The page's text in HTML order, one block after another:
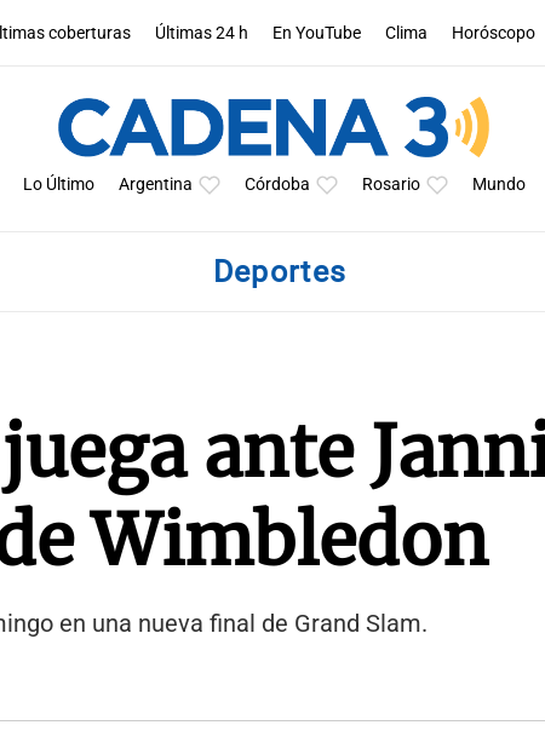
coberturas Últimas 24 h En YouTube Clima Horóscopo
Lo Último Argentina Córdoba Rosario Mundo
Deportes
ante
Wimbledon
en una nueva final de Grand Slam.